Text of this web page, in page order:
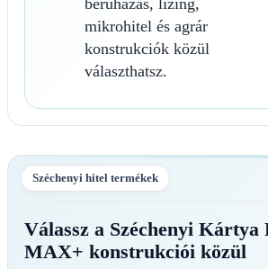
mikrohitel és agrár
konstrukciók közül
választhatsz.
Széchenyi hitel termékek
Válassz a Széchenyi Kártya
MAX+ konstrukciói közül